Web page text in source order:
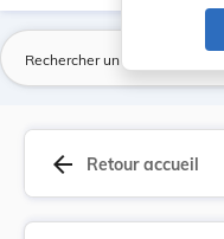
arrow_back Retour accueil